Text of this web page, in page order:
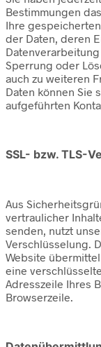
Bestimmungen
Ihre
der Daten, deren
Sperrung oder
auch zu weiteren
Daten können Sie
aufgeführten
SSL- bzw. TLS-
Aus
vertraulicher
senden, nutzt
Verschlüsselung.
Website
eine
Adresszeile Ihres
Browserzeile.